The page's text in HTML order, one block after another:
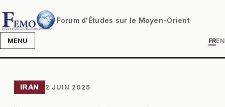
Forum d'Études sur le Moyen-Orient
MENU FREN
IRAN 2 JUIN 2025